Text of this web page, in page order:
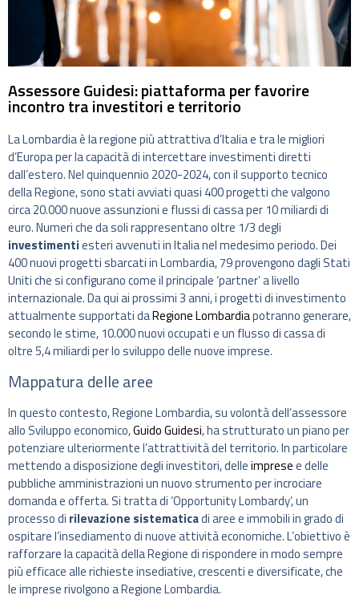
Assessore Guidesi: piattaforma per favorire
incontro tra investitori e territorio
La Lombardia è la regione più attrattiva d’Italia e tra le migliori
d’Europa per la capacità di intercettare investimenti diretti
dall’estero. Nel quinquennio 2020-2024, con il supporto tecnico
della Regione, sono stati avviati quasi 400 progetti che valgono
circa 20.000 nuove assunzioni e flussi di cassa per 10 miliardi di
euro. Numeri che da soli rappresentano oltre 1/3 degli
investimentiesteri avvenuti in Italia nel medesimo periodo. Dei
400 nuovi progetti sbarcati in Lombardia, 79 provengono dagli Stati
Uniti che si configurano come il principale ‘partner’ a livello
internazionale. Da qui ai prossimi 3 anni, i progetti di investimento
attualmente supportati daRegione Lombardiapotranno generare,
secondo le stime, 10.000 nuovi occupati e un flusso di cassa di
oltre 5,4 miliardi per lo sviluppo delle nuove imprese.
Mappatura delle aree
In questo contesto, Regione Lombardia, su volontà dell’assessore
allo Sviluppo economico,Guido Guidesi, ha strutturato un piano per
potenziare ulteriormente l’attrattività del territorio. In particolare
mettendo a disposizione degli investitori, delleimpresee delle
pubbliche amministrazioni un nuovo strumento per incrociare
domanda e offerta. Si tratta di ‘Opportunity Lombardy’, un
processo di rilevazione sistematicadi aree e immobili in grado di
ospitare l’insediamento di nuove attività economiche. L’obiettivo è
rafforzare la capacità della Regione di rispondere in modo sempre
più efficace alle richieste insediative, crescenti e diversificate, che
le imprese rivolgono a Regione Lombardia.